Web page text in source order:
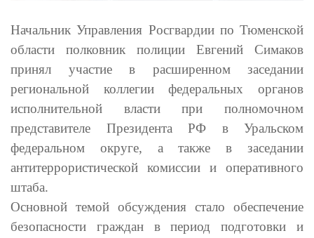
Начальник Управления Росгвардии по Тюменской
области полковник полиции Евгений Симаков
принял участие в расширенном заседании
региональной коллегии федеральных органов
исполнительной власти при полномочном
представителе Президента РФ в Уральском
федеральном округе, а также в заседании
антитеррористической комиссии и оперативного
штаба.
Основной темой обсуждения стало обеспечение
безопасности граждан в период подготовки и